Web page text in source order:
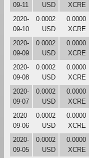
09-11
USD
XCRE
2020-
09-10
0.0002
USD
0.0000
XCRE
2020-
09-09
0.0002
USD
0.0000
XCRE
2020-
09-08
0.0002
USD
0.0000
XCRE
2020-
09-07
0.0002
USD
0.0000
XCRE
2020-
09-06
0.0002
USD
0.0000
XCRE
2020-
09-05
0.0002
USD
0.0000
XCRE